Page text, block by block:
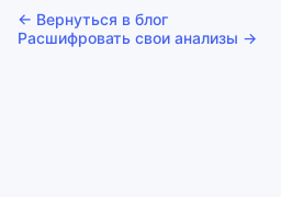
← Вернуться в блог
Расшифровать свои анализы →